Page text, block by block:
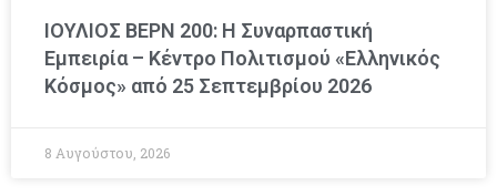
ΙΟΥΛΙΟΣ ΒΕΡΝ 200: Η Συναρπαστική
Εμπειρία – Κέντρο Πολιτισμού «Ελληνικός
Κόσμος» από 25 Σεπτεμβρίου 2026
8 Αυγούστου, 2026